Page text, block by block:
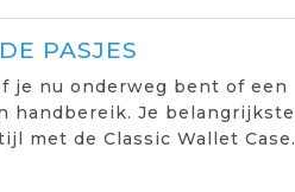
PASJES
je nu onderweg bent of een
handbereik. Je belangrijkste
met de Classic Wallet Case.